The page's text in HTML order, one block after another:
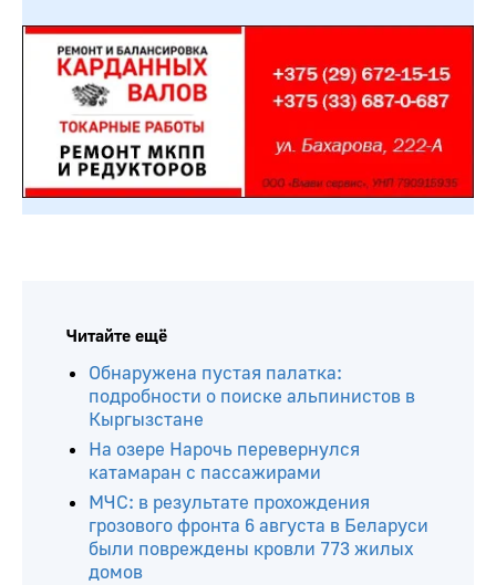
Читайте ещё
Обнаружена пустая палатка:
подробности о поиске альпинистов в
Кыргызстане
На озере Нарочь перевернулся
катамаран с пассажирами
МЧС: в результате прохождения
грозового фронта 6 августа в Беларуси
были повреждены кровли 773 жилых
домов